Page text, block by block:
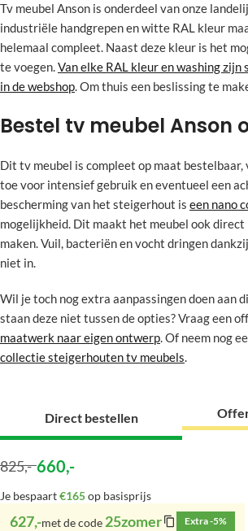
Tv meubel Anson is onderdeel van onze
industriële handgrepen en witte RAL kleur
helemaal compleet. Naast deze kleur is het
te voegen.Van elke RAL kleur en washing zijn
in de webshop. Om thuis een beslissing te
Bestel tv meubel Anson
Dit tv meubel is compleet op maat bestelbaar,
toe voor intensief gebruik en eventueel een
bescherming van het steigerhout is een nano
mogelijkheid. Dit maakt het meubel ook
maken. Vuil, bacteriën en vocht dringen
niet in.
Wil je toch nog extra aanpassingen doen aan
staan deze niet tussen de opties? Vraag een
maatwerk naar eigen ontwerp. Of neem nog
collectie steigerhouten tv meubels.
Direct bestellen
825,- 660,-
Je bespaart€165op basisprijs
627,-met de code 25zomer Extra -5%